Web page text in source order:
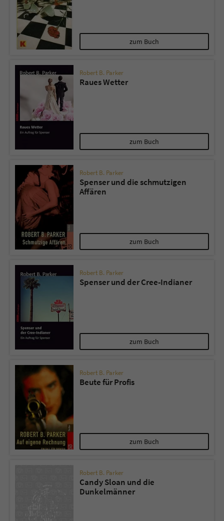
zum Buch
Robert B. Parker
Raues Wetter
zum Buch
Robert B. Parker
Spenser und die schmutzigen
Affären
zum Buch
Robert B. Parker
Spenser und der Cree-Indianer
zum Buch
Robert B. Parker
Beute für Profis
zum Buch
Robert B. Parker
Candy Sloan und die
Dunkelmänner
Name
Anbieter Literatur-Couch Medien GmbH & Co. KG
Laufzeit 1 Jahr
Name
Anbieter Literatur-Couch Medien GmbH & Co. KG
Laufzeit Session
Zweck
Dieses Cookie gewährleistet die
Sicherheitscode des Kontaktformulars zu